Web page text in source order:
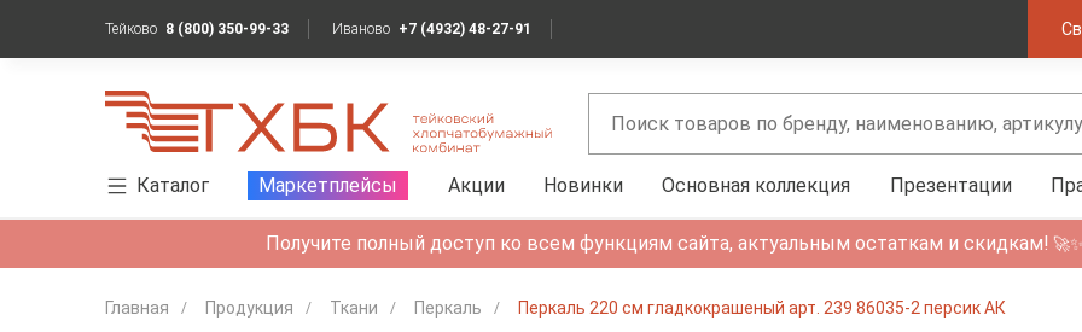
Тейково 8 (800) 350-99-33 Иваново +7 (4932) 48-27-91
Каталог Маркетплейсы Акции Новинки Основная коллекция Презентации
Получите полный доступ ко всем функциям сайта, актуальным остаткам и скидкам!
Главная Продукция Ткани Перкаль Перкаль 220 см гладкокрашеный арт. 239 86035-2 персик АК